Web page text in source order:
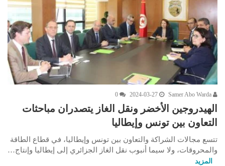
2024-03-27
0
الهيدروجين الأخضر ونقل الغاز يتصدران مباحثات
التعاون بين تونس وإيطاليا
تتسع مجالات الشراكة والتعاون بين تونس وإيطاليا، في قطاع الطاقة
والمحروقات، ولا سيما أنبوب نقل الغاز الجزائري إلى إيطاليا وإنتاج…
المزيد